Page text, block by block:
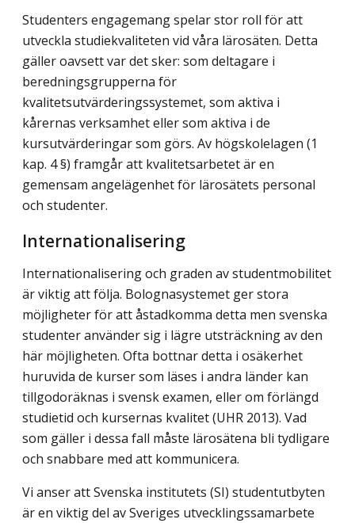
Studenters engagemang spelar stor roll för att
utveckla studiekvaliteten vid våra lärosäten. Detta
gäller oavsett var det sker: som deltagare i
beredningsgrupperna för
kvalitetsutvärderingssystemet, som aktiva i
kårernas verksamhet eller som aktiva i de
kursutvärderingar som görs. Av högskolelagen (1
kap. 4 §) framgår att kvalitetsarbetet är en
gemensam angelägenhet för lärosätets personal
och studenter.
Internationalisering
Internationalisering och graden av studentmobilitet
är viktig att följa. Bolognasystemet ger stora
möjligheter för att åstadkomma detta men svenska
studenter använder sig i lägre utsträckning av den
här möjligheten. Ofta bottnar detta i osäkerhet
huruvida de kurser som läses i andra länder kan
tillgodoräknas i svensk examen, eller om förlängd
studietid och kursernas kvalitet (UHR 2013). Vad
som gäller i dessa fall måste lärosätena bli tydligare
och snabbare med att kommunicera.
Vi anser att Svenska institutets (SI) studentutbyten
är en viktig del av Sveriges utvecklingssamarbete